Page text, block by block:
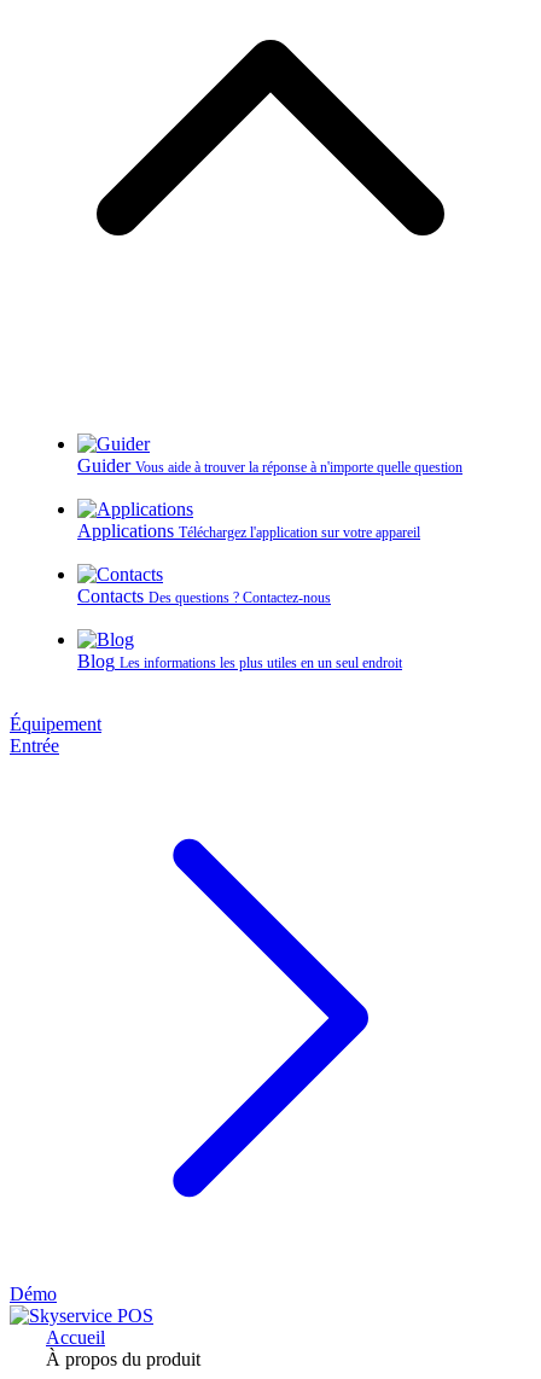
Guider Vous aide à trouver la réponse à n'importe quelle question
Applications Téléchargez l'application sur votre appareil
Contacts Des questions ? Contactez‑nous
Blog Les informations les plus utiles en un seul endroit
Équipement
Entrée
Démo
Accueil
À propos du produit